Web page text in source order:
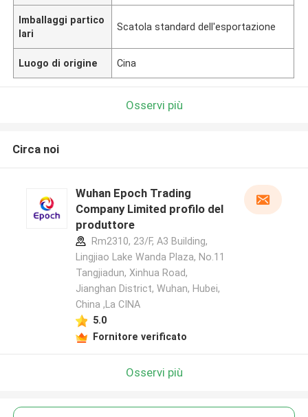
Imballaggi partico
lari
Scatola standard dell'esportazione
Luogo di origine Cina
Osservi più
Circa noi
Wuhan Epoch Trading
Company Limited profilo del
produttore
Rm2310, 23/F, A3 Building,
Lingjiao Lake Wanda Plaza, No.11
Tangjiadun, Xinhua Road,
Jianghan District, Wuhan, Hubei,
China ,La CINA
5.0
Fornitore verificato
Osservi più